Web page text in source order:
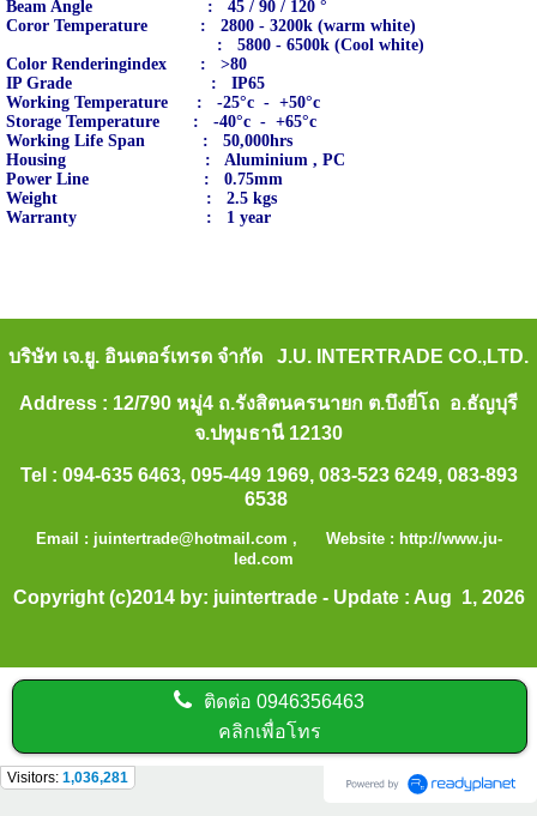
Beam Angle : 45 / 90 / 120 °
Coror Temperature : 2800 - 3200k (warm white)
: 5800 - 6500k (Cool white)
Color Renderingindex : >80
IP Grade : IP65
Working Temperature : -25°c - +50°c
Storage Temperature : -40°c - +65°c
Working Life Span : 50,000hrs
Housing : Aluminium , PC
Power Line : 0.75mm
Weight : 2.5 kgs
Warranty : 1 year
บริษัท เจ.ยู. อินเตอร์เทรด จำกัด J.U. INTERTRADE CO.,LTD.
Address : 12/790 หมู่4 ถ.รังสิตนครนายก ต.บึงยี่โถ อ.ธัญบุรี
จ.ปทุมธานี 12130
Tel : 094-635 6463, 095-449 1969, 083-523 6249, 083-893
6538
Email : juintertrade@hotmail.com , Website : http://www.ju-
led.com
Copyright (c)2014 by: juintertrade - Update : Aug 1, 2026
ติดต่อ0946356463
คลิกเพื่อโทร
Visitors: 1,036,281